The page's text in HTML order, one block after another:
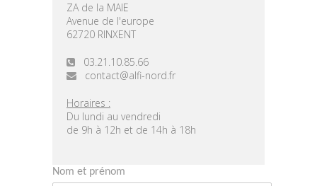
Réseaux & sécurité
Solutions pour l'éducation
ERP Wavesoft
L'ERP pour les PME
Applications connectées
Wavesoft CRM sur smartphones
Solutions métiers
Entrepôts sous douane
Formations & services
Catalogue des formations
ZA de la MAIE
Avenue de l'europe
62720 RINXENT
03.21.10.85.66
contact@alfi-nord.fr
Horaires :
Du lundi au vendredi
de 9h à 12h et de 14h à 18h
Nom et prénom